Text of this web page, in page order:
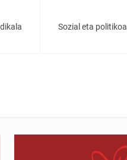
Sozial eta politikoa